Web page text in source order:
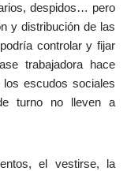
despidos… pero
y distribución de las
controlar y fijar
trabajadora hace
escudos sociales
turno no lleven a
el vestirse, la